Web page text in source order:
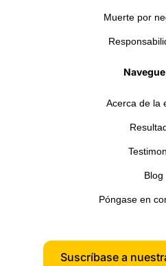
Muerte por
Acerca de la
Blog
Póngase en
Suscríbase a